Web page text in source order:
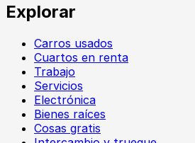
Explorar
Carros usados
Cuartos en renta
Trabajo
Servicios
Electrónica
Bienes raíces
Cosas gratis